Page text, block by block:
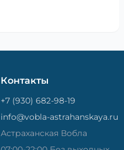
Контакты
+7 (930) 682-98-19
info@vobla-astrahanskaya.ru
Астраханская Вобла